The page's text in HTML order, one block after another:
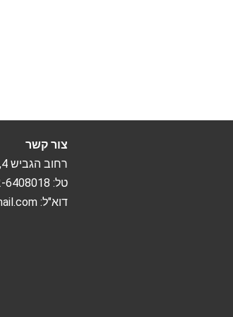
צור קשר
רחוב הגביש 4, ק' 1, נתניה
טל: 052-6408018
דוא"ל: l.shay80@gmail.com